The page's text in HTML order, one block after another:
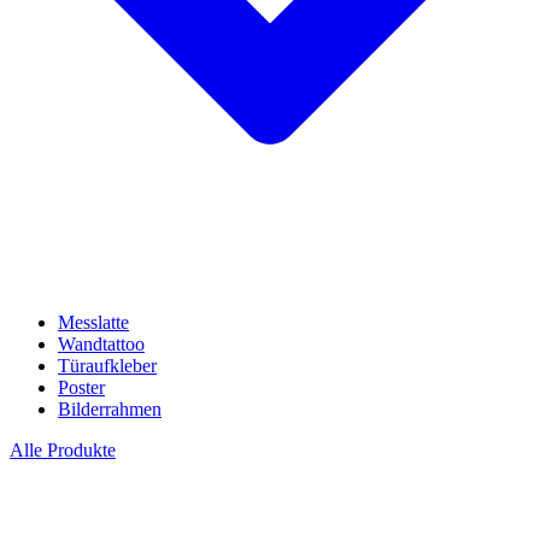
Messlatte
Wandtattoo
Türaufkleber
Poster
Bilderrahmen
Alle Produkte